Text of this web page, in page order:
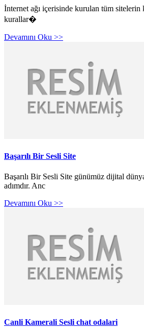
İnternet ağı içerisinde kurulan tüm sitelerin
kurallar�
Devamını Oku >>
Başarılı Bir Sesli Site
Başarılı Bir Sesli Site günümüz dijital
adımdır. Anc
Devamını Oku >>
Canli Kamerali Sesli chat odalari